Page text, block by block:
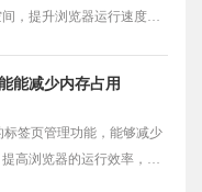
，提升浏览器运行速度和
能减少内存占用
标签页管理功能，能够减少
高浏览器的运行效率，使